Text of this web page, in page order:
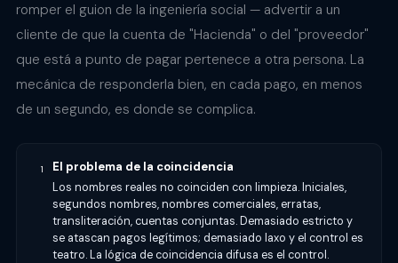
romper el guion de la ingeniería social — advertir a un
cliente de que la cuenta de "Hacienda" o del "proveedor"
que está a punto de pagar pertenece a otra persona. La
mecánica de responderla bien, en cada pago, en menos
de un segundo, es donde se complica.
1
El problema de la coincidencia
Los nombres reales no coinciden con limpieza. Iniciales,
segundos nombres, nombres comerciales, erratas,
transliteración, cuentas conjuntas. Demasiado estricto y
se atascan pagos legítimos; demasiado laxo y el control es
teatro. La lógica de coincidencia difusa es el control.